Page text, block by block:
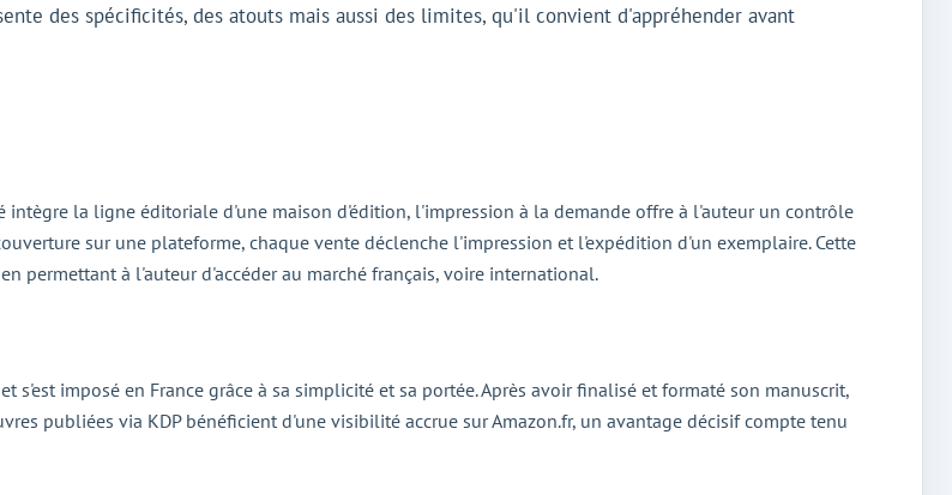
des spécificités, des atouts mais aussi des limites, qu'il convient d'appréhender avant
la ligne éditoriale d'une maison d'édition, l'impression à la demande offre à l'auteur un contrôle
sur une plateforme, chaque vente déclenche l'impression et l'expédition d'un exemplaire. Cette
permettant à l'auteur d'accéder au marché français, voire international.
imposé en France grâce à sa simplicité et sa portée. Après avoir finalisé et formaté son manuscrit,
publiées via KDP bénéficient d'une visibilité accrue sur Amazon.fr, un avantage décisif compte tenu